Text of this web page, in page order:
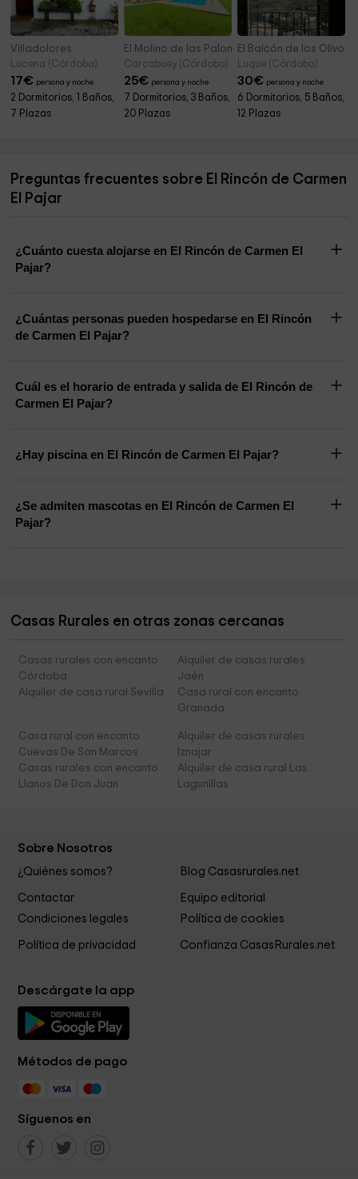
Villadolores
Lucena (Córdoba)
17€ persona y noche
2 Dormitorios, 1 Baños,
7 Plazas
El Molino de las Palomas
Carcabuey (Córdoba)
25€ persona y noche
7 Dormitorios, 3 Baños,
20 Plazas
El Balcón de los Olivos
Luque (Córdoba)
30€ persona y noche
6 Dormitorios, 5 Baños,
12 Plazas
Preguntas frecuentes sobre El Rincón de Carmen
El Pajar
¿Cuánto cuesta alojarse en El Rincón de Carmen El
Pajar?
¿Cuántas personas pueden hospedarse en El Rincón
de Carmen El Pajar?
Cuál es el horario de entrada y salida de El Rincón de
Carmen El Pajar?
¿Hay piscina en El Rincón de Carmen El Pajar?
¿Se admiten mascotas en El Rincón de Carmen El
Pajar?
Casas Rurales en otras zonas cercanas
Casas rurales con encanto
Córdoba
Alquiler de casas rurales
Jaén
Alquiler de casa rural Sevilla
Casa rural con encanto
Granada
Casa rural con encanto
Cuevas De San Marcos
Alquiler de casas rurales
Iznajar
Casas rurales con encanto
Llanos De Don Juan
Alquiler de casa rural Las
Lagunillas
Sobre Nosotros
¿Quiénes somos? Blog Casasrurales.net
Contactar
Equipo editorial
Condiciones legales
Política de cookies
Política de privacidad Confianza CasasRurales.net
Descárgate la app
Métodos de pago
Síguenos en